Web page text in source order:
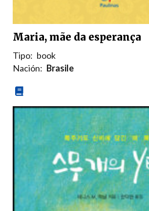
Maria, mãe da esperança
Tipo: book
Nación: Brasile